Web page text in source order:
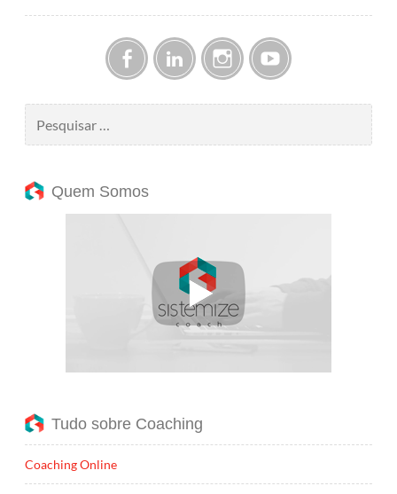
por:
Quem Somos
Tudo sobre Coaching
Coaching Online